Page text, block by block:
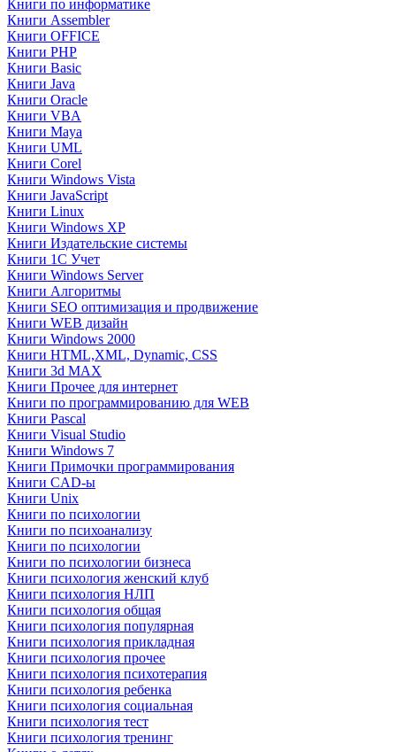
Книги по информатике
Книги Assembler
Книги OFFICE
Книги PHP
Книги Basic
Книги Java
Книги Oracle
Книги VBA
Книги Maya
Книги UML
Книги Corel
Книги Windows Vista
Книги JavaScript
Книги Linux
Книги Windows XP
Книги Издательские системы
Книги 1C Учет
Книги Windows Server
Книги Алгоритмы
Книги SEO оптимизация и продвижение
Книги WEB дизайн
Книги Windows 2000
Книги HTML,XML, Dynamic, CSS
Книги 3d MAX
Книги Прочее для интернет
Книги по программированию для WEB
Книги Pascal
Книги Visual Studio
Книги Windows 7
Книги Примочки программирования
Книги CAD-ы
Книги Unix
Книги по психологии
Книги по психоанализу
Книги по психологии
Книги по психологии бизнеса
Книги психология женский клуб
Книги психология НЛП
Книги психология общая
Книги психология популярная
Книги психология прикладная
Книги психология прочее
Книги психология психотерапия
Книги психология ребенка
Книги психология социальная
Книги психология тест
Книги психология тренинг